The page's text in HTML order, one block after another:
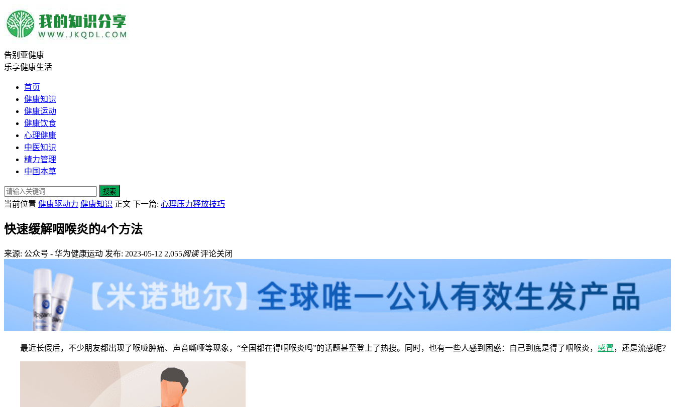
告别亚健康
乐享健康生活
首页
健康知识
健康运动
健康饮食
心理健康
中医知识
精力管理
中国本草
搜索
当前位置 健康驱动力 健康知识 正文 下一篇: 心理压力释放技巧
快速缓解咽喉炎的4个方法
来源: 公众号 - 华为健康运动 发布: 2023-05-12 2,055阅读 评论关闭
最近长假后，不少朋友都出现了喉咙肿痛、声音嘶哑等现象，“全国都在得咽喉炎吗”的话题甚至登上了热搜。同时，也有一些人感到困惑：自己到底是得了咽喉炎， 感冒 ，还是流感呢？